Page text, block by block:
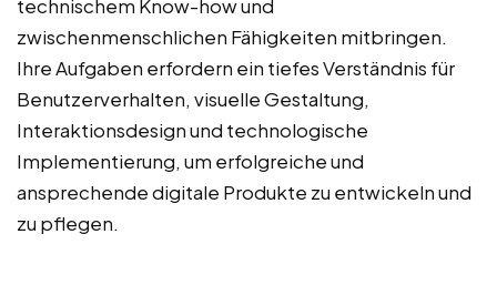
technischem Know-how und
zwischenmenschlichen Fähigkeiten mitbringen.
Ihre Aufgaben erfordern ein tiefes Verständnis für
Benutzerverhalten, visuelle Gestaltung,
Interaktionsdesign und technologische
Implementierung, um erfolgreiche und
ansprechende digitale Produkte zu entwickeln und
zu pflegen.